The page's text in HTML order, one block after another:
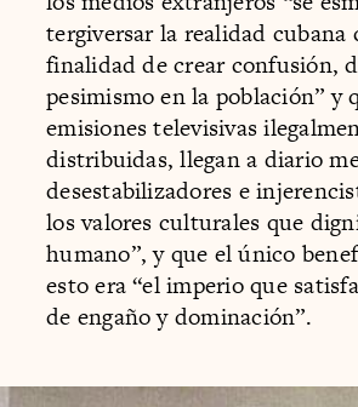
tergiversar la realidad cubana
finalidad de crear confusión,
pesimismo en la población” y
emisiones televisivas
distribuidas, llegan a diario
desestabilizadores e
los valores culturales que
humano”, y que el único
esto era “el imperio que
de engaño y dominación”.